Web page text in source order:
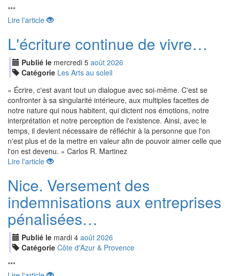
***
Lire l'article
L'écriture continue de vivre…
Publié le mercredi 5 août 2026
Catégorie Les Arts au soleil
« Écrire, c'est avant tout un dialogue avec soi-même. C'est se
confronter à sa singularité intérieure, aux multiples facettes de
notre nature qui nous habitent, qui dictent nos émotions, notre
interprétation et notre perception de l'existence. Ainsi, avec le
temps, il devient nécessaire de réfléchir à la personne que l'on
n'est plus et de la mettre en valeur afin de pouvoir aimer celle que
l'on est devenu. » Carlos R. Martinez
Lire l'article
Nice. Versement des
indemnisations aux entreprises
pénalisées…
Publié le mardi 4 août 2026
Catégorie Côte d'Azur & Provence
***